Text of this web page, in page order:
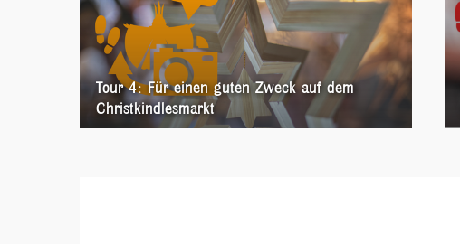
Tour 4: Für einen guten Zweck auf dem
Christkindlesmarkt